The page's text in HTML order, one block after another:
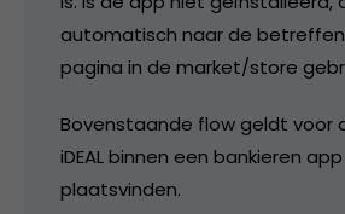
automatisch naar de
pagina in de market/store
Bovenstaande flow geldt voor
iDEAL binnen een bankieren
plaatsvinden.